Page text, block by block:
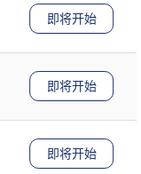
即将开始
即将开始
即将开始